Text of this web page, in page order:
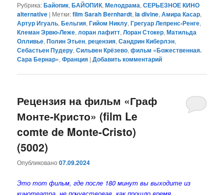
Рубрика:Байопик,БАЙОПИК,Мелодрама,СЕРЬЕЗНОЕ КИНО
alternative | Метки:film Sarah Bernhardt,la divine,Амира Касар,
Артур Игуаль,Бельгия,Гийом Никлу,Грегуар Лепренс-Ренге,
Клеман Эрвю-Леже,лоран лафитт,Лоран Стокер,Матильда
Олливье,Полин Этьен,рецензия,Сандрин Киберлэн,
Себастьен Пудеру,Сильвен Крёзево,фильм «Божественная.
Сара Бернар»,Франция |Добавить комментарий
Рецензия на фильм «Граф
Монте-Кристо» (film Le
comte de Monte-Cristo)
(5002)
Опубликовано07.09.2024
Это тот фильм, где после 180 минут вы выходите из